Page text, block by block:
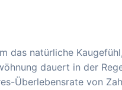
das natürliche
dauert in der
Überlebensrate von